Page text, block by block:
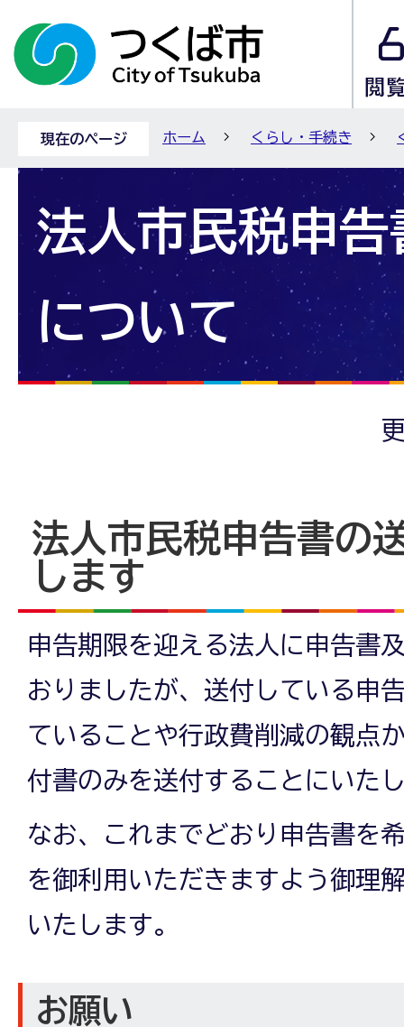
現在のページ ホーム くらし・手続き
法人市民税申告
について
法人市民税申告書の
します
申告期限を迎える法人に申告書
おりましたが、送付している申
ていることや行政費削減の観点
付書のみを送付することにいた
なお、これまでどおり申告書を
を御利用いただきますよう御理
いたします。
お願い